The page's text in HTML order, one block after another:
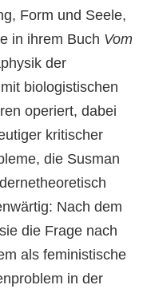
Form und Seele,
in ihrem Buch Vom
der
biologistischen
operiert, dabei
kritischer
die Susman
Nach dem
die Frage nach
als feministische
in der